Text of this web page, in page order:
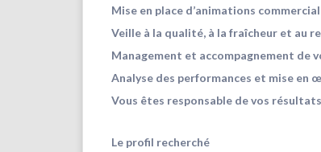
Mise en place d’animations
Veille à la qualité, à la fraîcheur et au
Management et accompagnement de
Analyse des performances et mise en
Vous êtes responsable de vos
Le profil recherché